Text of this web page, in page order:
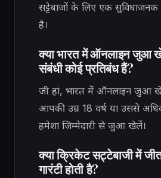
सट्टेबाजों के लिए एक सुविधाजनक
है।
क्या भारत में ऑनलाइन जुआ
संबंधी कोई प्रतिबंध हैं?
जी हां, भारत में ऑनलाइन जुआ
आपकी उम्र 18 वर्ष या उससे
हमेशा जिम्मेदारी से जुआ खेलें।
क्या क्रिकेट सट्टेबाजी में
गारंटी होती है?